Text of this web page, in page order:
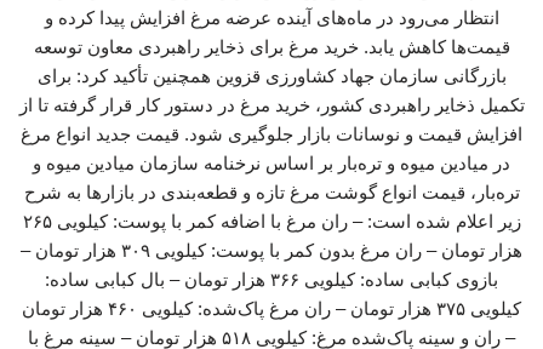
انتظار می‌رود در ماه‌های آینده عرضه مرغ افزایش پیدا کرده و
قیمت‌ها کاهش یابد. خرید مرغ برای ذخایر راهبردی معاون توسعه
بازرگانی سازمان جهاد کشاورزی قزوین همچنین تأکید کرد: برای
تکمیل ذخایر راهبردی کشور، خرید مرغ در دستور کار قرار گرفته تا از
افزایش قیمت و نوسانات بازار جلوگیری شود. قیمت جدید انواع مرغ
در میادین میوه و تره‌بار بر اساس نرخنامه سازمان میادین میوه و
تره‌بار، قیمت انواع گوشت مرغ تازه و قطعه‌بندی در بازارها به شرح
زیر اعلام شده است: – ران مرغ با اضافه کمر با پوست: کیلویی ۲۶۵
هزار تومان – ران مرغ بدون کمر با پوست: کیلویی ۳۰۹ هزار تومان –
بازوی کبابی ساده: کیلویی ۳۶۶ هزار تومان – بال کبابی ساده:
کیلویی ۳۷۵ هزار تومان – ران مرغ پاک‌شده: کیلویی ۴۶۰ هزار تومان
– ران و سینه پاک‌شده مرغ: کیلویی ۵۱۸ هزار تومان – سینه مرغ با